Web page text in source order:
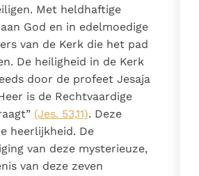
Met heldhaftige
God en in edelmoedige
van de Kerk die het pad
De heiligheid in de Kerk
door de profeet Jesaja
is de Rechtvaardige
(Jes. 53,11). Deze
heerlijkheid. De
van deze mysterieuze,
van deze zeven